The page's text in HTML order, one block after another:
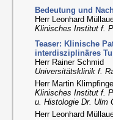
Bedeutung und
Herr Leonhard
Klinisches Institut f.
Teaser: Klinische
interdisziplinäres
Herr Rainer Schmid
Universitätsklinik f.
Herr Martin
Klinisches Institut f.
u. Histologie Dr. Ulm
Herr Leonhard